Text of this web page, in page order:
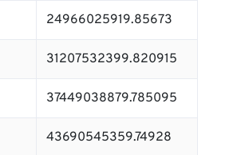
24966025919.85673
31207532399.820915
37449038879.785095
43690545359.74928